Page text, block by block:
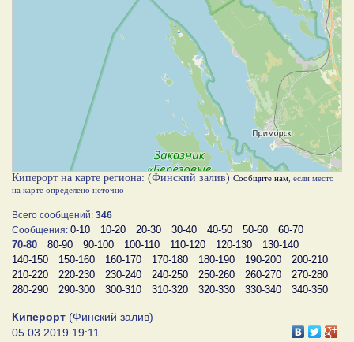
Киперорт на карте региона: (Финский залив) Сообщите нам , если место
на карте определено неточно
Всего сообщений: 346
Сообщения: 0-10 10-20 20-30 30-40 40-50 50-60
60-70
70-80
80-90 90-100 100-110 110-120 120-130
130-140
140-150
150-160 160-170 170-180 180-190 190-200
200-210
210-220
220-230 230-240 240-250 250-260 260-270
270-280
280-290
290-300 300-310 310-320 320-330 330-340 340-350
Киперорт (Финский залив)
05.03.2019 19:11